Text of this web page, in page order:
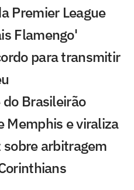
Premier League
Flamengo'
para transmitir
Brasileirão
Memphis e viraliza
sobre arbitragem